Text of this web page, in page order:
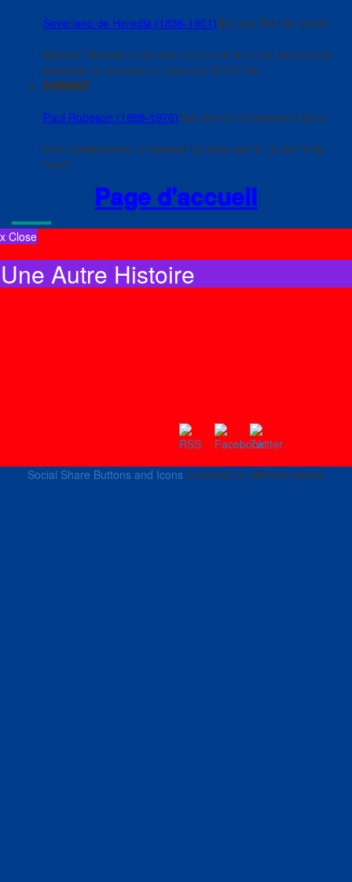
Severiano de Heredia (1836-1901)Bonjour Pour la "petite
histoire" Severiano épousa une jeune fille d'on les parents
possédé un domaine à Lafauche 52700 Sa
DAWANT
Paul Robeson (1898-1976)Ses chants ont raisonné dans
mon adolescence, m'ouvrant les yeux sur le "Juste" et le
"vrai".
Page d'accueil
x Close
Une Autre Histoire
Social Share Buttons and Icons powered by Ultimatelysocial